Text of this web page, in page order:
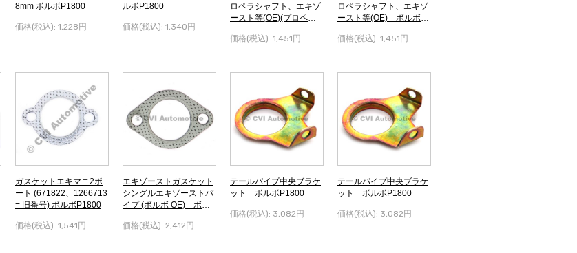
8mm ボルボP1800
価格(税込): 1,228円
ルボP1800
価格(税込): 1,340円
ロペラシャフト、エキゾ
ースト等(OE)(プロペラ
800 -1966) ボルボP18
価格(税込): 1,451円
ロペラシャフト、エキゾ
ースト等(OE) ボルボP1
価格(税込): 1,451円
ガスケットエキマニ2ポ
ート (671822、1266713
= 旧番号) ボルボP1800
価格(税込): 1,541円
エキゾーストガスケット
シングルエキゾーストパ
イプ (ボルボ OE) ボル
価格(税込): 2,412円
テールパイプ中央ブラケ
ット ボルボP1800
価格(税込): 3,082円
テールパイプ中央ブラケ
ット ボルボP1800
価格(税込): 3,082円